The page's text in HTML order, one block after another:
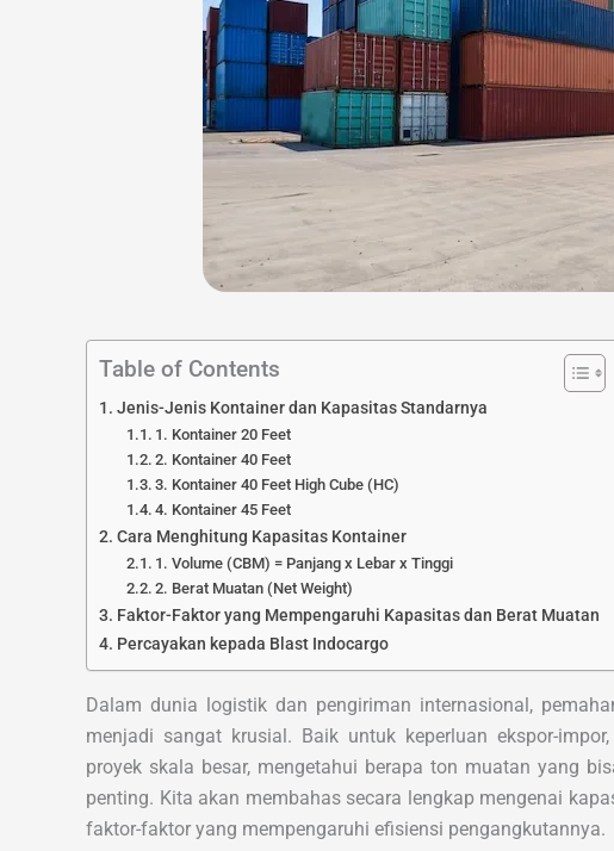
Table of Contents
Jenis-Jenis Kontainer dan Kapasitas Standarnya
1. Kontainer 20 Feet
2. Kontainer 40 Feet
3. Kontainer 40 Feet High Cube (HC)
4. Kontainer 45 Feet
Cara Menghitung Kapasitas Kontainer
1. Volume (CBM) = Panjang x Lebar x Tinggi
2. Berat Muatan (Net Weight)
Faktor-Faktor yang Mempengaruhi Kapasitas dan Berat Muatan
Percayakan kepada Blast Indocargo
Dalam dunia logistik dan pengiriman internasional,
menjadi sangat krusial. Baik untuk keperluan ekspor-
proyek skala besar, mengetahui berapa ton muatan yang
penting. Kita akan membahas secara lengkap mengenai
faktor-faktor yang mempengaruhi efisiensi pengangkutannya.